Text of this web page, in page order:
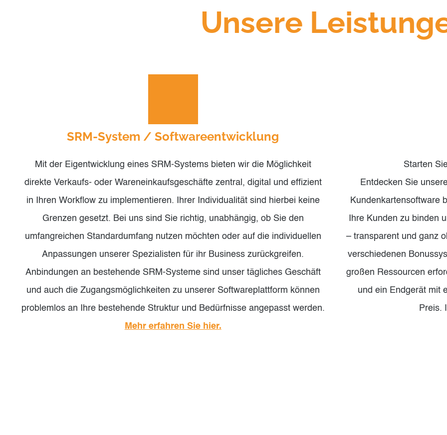
Unsere
SRM-System / Softwareentwicklung
Mit der Eigentwicklung eines SRM-Systems bieten wir die Möglichkeit
direkte Verkaufs- oder Wareneinkaufsgeschäfte zentral, digital und effizient
in Ihren Workflow zu implementieren. Ihrer Individualität sind hierbei keine
Grenzen gesetzt. Bei uns sind Sie richtig, unabhängig, ob Sie den
umfangreichen Standardumfang nutzen möchten oder auf die individuellen
Anpassungen unserer Spezialisten für ihr Business zurückgreifen.
Anbindungen an bestehende SRM-Systeme sind unser tägliches Geschäft
und auch die Zugangsmöglichkeiten zu unserer Softwareplattform können
problemlos an Ihre bestehende Struktur und Bedürfnisse angepasst werden.
Mehr erfahren Sie hier.
Starten
Entdecken Sie
Kundenkartensoftware
Ihre Kunden zu binden
– transparent und ganz
verschiedenen
großen Ressourcen
und ein Endgerät mit
Preis.